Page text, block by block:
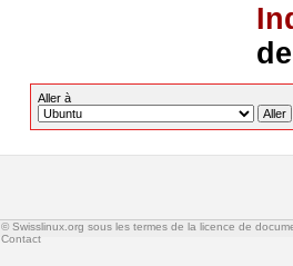
Aller à
© Swisslinux.org sous les termes de la licence de
Contact